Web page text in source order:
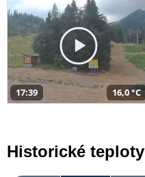
17:39 16,0 °C
Historické teploty